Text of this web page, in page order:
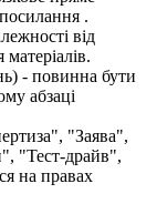
.
від
- повинна бути
абзаці
"Заява",
"Тест-драйв",
на правах